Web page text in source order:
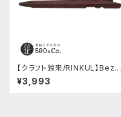
【クラフト鈴来/RINKUL】Bezel
ボールペン (パープルハート)
¥3,993